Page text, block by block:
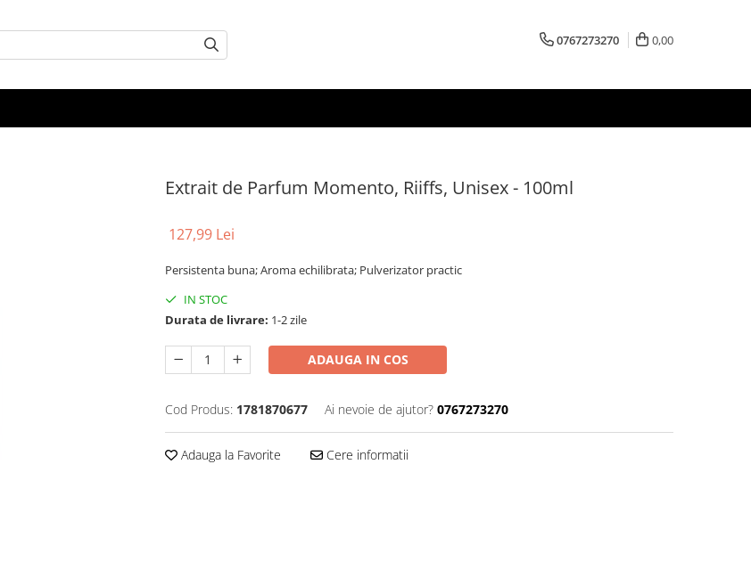
0767273270 0,00
Extrait de Parfum Momento, Riiffs, Unisex - 100ml
127,99 Lei
Persistenta buna; Aroma echilibrata; Pulverizator practic
IN STOC
Durata de livrare: 1-2 zile
ADAUGA IN COS
Cod Produs: 1781870677 Ai nevoie de ajutor? 0767273270
Adauga la Favorite Cere informatii